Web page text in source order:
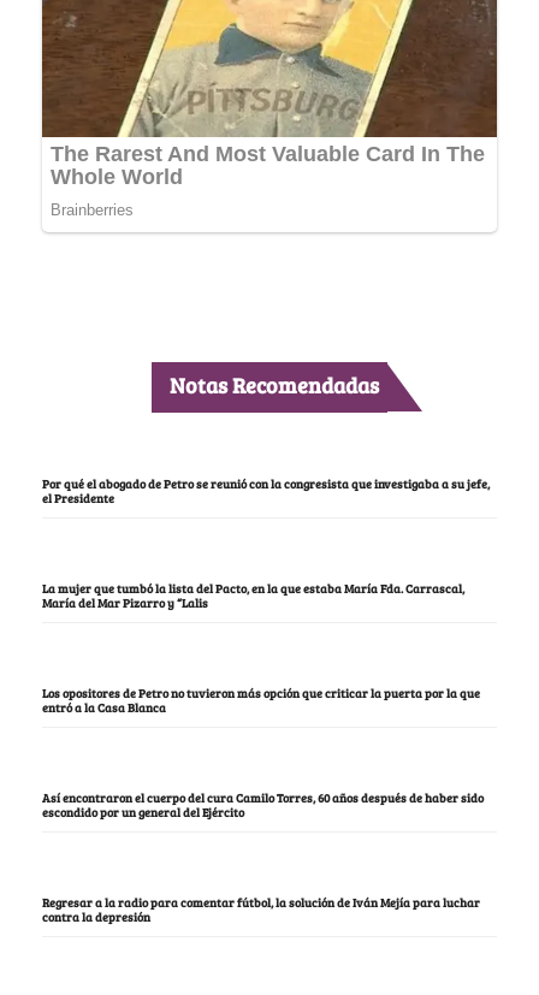
Notas Recomendadas
Por qué el abogado de Petro se reunió con la congresista que investigaba a su jefe,
el Presidente
La mujer que tumbó la lista del Pacto, en la que estaba María Fda. Carrascal,
María del Mar Pizarro y “Lalis
Los opositores de Petro no tuvieron más opción que criticar la puerta por la que
entró a la Casa Blanca
Así encontraron el cuerpo del cura Camilo Torres, 60 años después de haber sido
escondido por un general del Ejército
Regresar a la radio para comentar fútbol, la solución de Iván Mejía para luchar
contra la depresión